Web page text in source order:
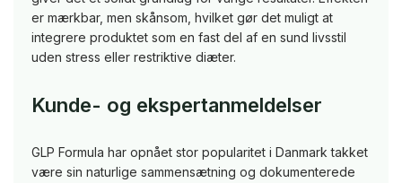
er mærkbar, men skånsom, hvilket gør det muligt at
integrere produktet som en fast del af en sund livsstil
uden stress eller restriktive diæter.
Kunde- og ekspertanmeldelser
GLP Formula har opnået stor popularitet i Danmark takket
være sin naturlige sammensætning og dokumenterede